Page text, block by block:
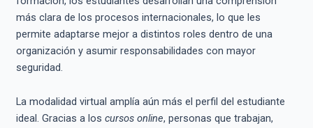
más clara de los procesos internacionales, lo que les
permite adaptarse mejor a distintos roles dentro de una
organización y asumir responsabilidades con mayor
seguridad.
La modalidad virtual amplía aún más el perfil del estudiante
ideal. Gracias a los cursos online, personas que trabajan,